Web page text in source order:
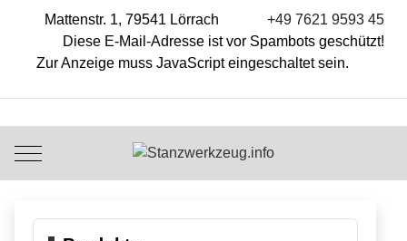
Mattenstr. 1, 79541 Lörrach
+49 7621 9593 45
Diese E-Mail-Adresse ist vor Spambots geschützt!
Zur Anzeige muss JavaScript eingeschaltet sein.
Mobile Menu Toggle